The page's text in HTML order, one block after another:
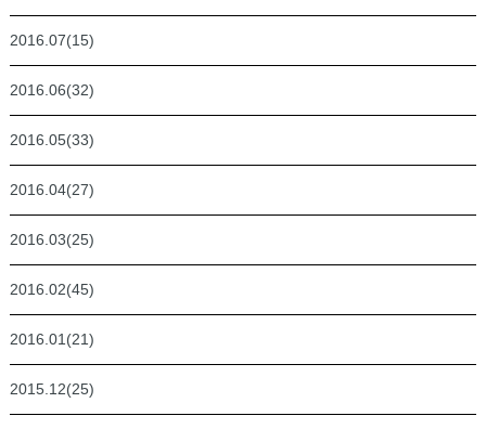
2016.07(15)
2016.06(32)
2016.05(33)
2016.04(27)
2016.03(25)
2016.02(45)
2016.01(21)
2015.12(25)